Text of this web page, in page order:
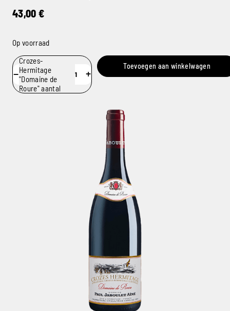
43,00 €
Op voorraad
−
Crozes-
Hermitage
"Domaine de
Roure" aantal
+
Toevoegen aan winkelwagen